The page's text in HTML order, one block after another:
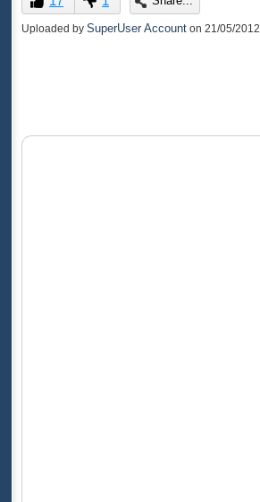
of
0
Uploaded by SuperUser Account on 21/05/2012